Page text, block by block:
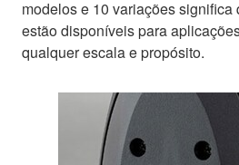
modelos e 10 variações
estão disponíveis para
qualquer escala e propósito.